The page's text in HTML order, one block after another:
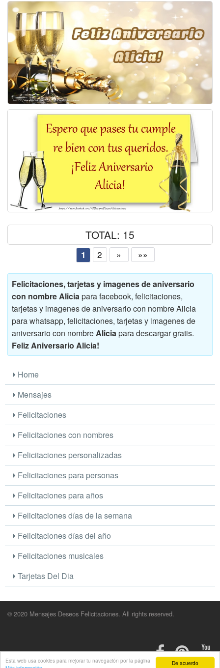
De acuerdo
Esta web usa cookies para mejorar tu navegación por la página
TOTAL: 15
1 2 » »»
Felicitaciones, tarjetas y imagenes de aniversario
con nombre Alicia para facebook, felicitaciones,
tarjetas y imagenes de aniversario con nombre Alicia
para whatsapp, felicitaciones, tarjetas y imagenes de
aniversario con nombre Alicia para descargar gratis.
Feliz Aniversario Alicia!
Home
Mensajes
Felicitaciones
Felicitaciones con nombres
Felicitaciones personalizadas
Felicitaciones para personas
Felicitaciones para años
Felicitaciones días de la semana
Felicitaciones días del año
Felicitaciones musicales
Tarjetas Del Dia
© 2020 Mensajes Deseos Felicitaciones. All rights reserved.